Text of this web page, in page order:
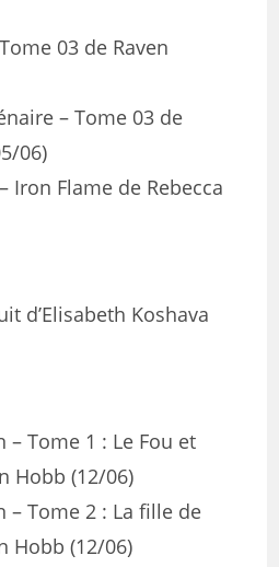
03 de Raven
– Tome 03 de
06)
Iron Flame de Rebecca
d’Elisabeth Koshava
– Tome 1 : Le Fou et
Hobb (12/06)
– Tome 2 : La fille de
Hobb (12/06)